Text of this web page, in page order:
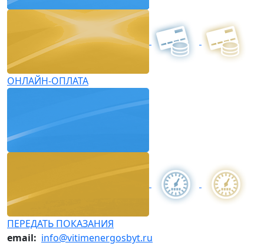
ОНЛАЙН-ОПЛАТА
ПЕРЕДАТЬ ПОКАЗАНИЯ
email: info@vitimenergosbyt.ru